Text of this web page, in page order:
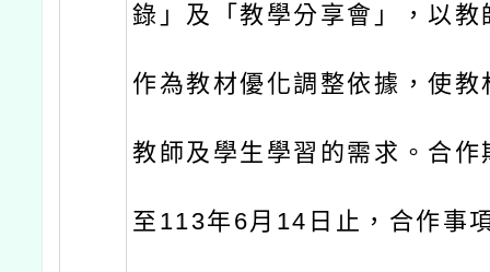
錄」及「教學分享會」，以教
作為教材優化調整依據，使
教師及學生學習的需求。合作
至113年6月14日止，合作事